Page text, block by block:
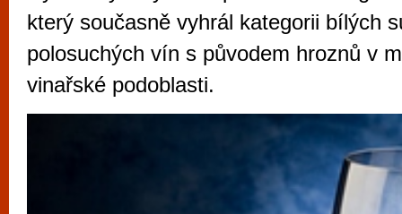
který současně vyhrál kategorii bílých
polosuchých vín s původem hroznů v
vinařské podoblasti.
vyzkoušet různé kasinové hry. V
metropoli naleznete širokou nabídku her
po moderní automaty jak pro pravidelné
příležitostné hráče. V...